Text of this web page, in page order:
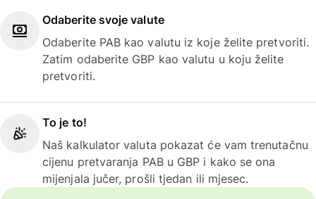
Odaberite svoje valute
Odaberite PAB kao valutu iz koje želite pretvoriti.
Zatim odaberite GBP kao valutu u koju želite
pretvoriti.
To je to!
Naš kalkulator valuta pokazat će vam trenutačnu
cijenu pretvaranja PAB u GBP i kako se ona
mijenjala jučer, prošli tjedan ili mjesec.